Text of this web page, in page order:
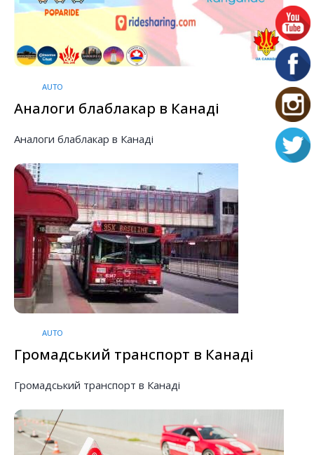
AUTO
Аналоги блаблакар в Канаді
Аналоги блаблакар в Канаді
AUTO
Громадський транспорт в Канаді
Громадський транспорт в Канаді